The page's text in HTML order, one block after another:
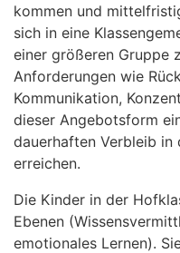
kommen und
sich in eine
einer größeren Gruppe
Anforderungen wie
Kommunikation,
dieser Angebotsform
dauerhaften Verbleib in
erreichen.
Die Kinder in der
Ebenen
emotionales Lernen).